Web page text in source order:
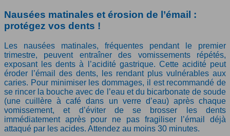
Nausées matinales et érosion de l’émail :
protégez vos dents !
Les nausées matinales, fréquentes pendant le premier
trimestre, peuvent entraîner des vomissements répétés,
exposant les dents à l’acidité gastrique. Cette acidité peut
éroder l’émail des dents, les rendant plus vulnérables aux
caries. Pour minimiser les dommages, il est recommandé de
se rincer la bouche avec de l’eau et du bicarbonate de soude
(une cuillère à café dans un verre d’eau) après chaque
vomissement, et d’éviter de se brosser les dents
immédiatement après pour ne pas fragiliser l’émail déjà
attaqué par les acides. Attendez au moins 30 minutes.